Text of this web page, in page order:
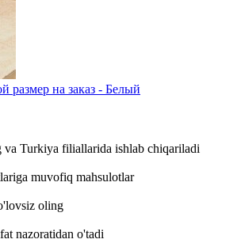
размер на заказ - Белый
va Turkiya filiallarida ishlab chiqariladi
muvofiq mahsulotlar
oling
nazoratidan o'tadi